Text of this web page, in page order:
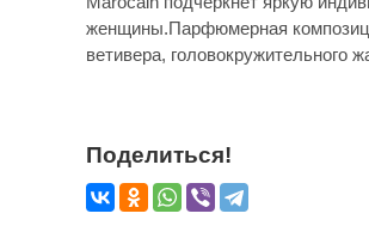
женщины.Парфюмерная
ветивера, головокружительного
Поделиться!